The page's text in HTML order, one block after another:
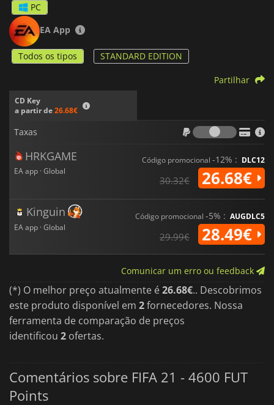
PC
EA App
Todos os tipos STANDARD EDITION
CD Key
a partir de26.68€
Partilhar
Taxas
Taxas
HRKGAME
EA app · Global
Código promocional -12% : DLC12
30.32€ 26.68€
Kinguin
EA app · Global
Código promocional -5% : AUGDLC5
29.99€ 28.49€
Comunicar um erro ou feedback
(*) O melhor preço atualmente é26.68€.. Descobrimos
este produto disponível em 2fornecedores. Nossa
ferramenta de comparação de preços
identificou 2 ofertas.
Comentários sobre FIFA 21 - 4600 FUT
Points